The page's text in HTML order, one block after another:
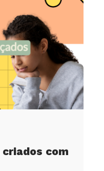
criados com